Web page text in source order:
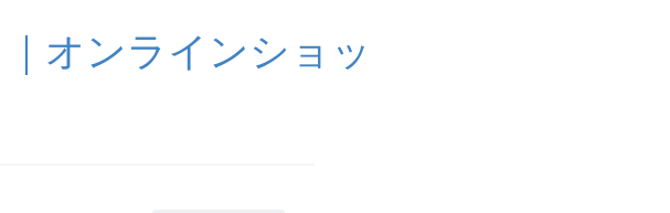
オンラインショッ